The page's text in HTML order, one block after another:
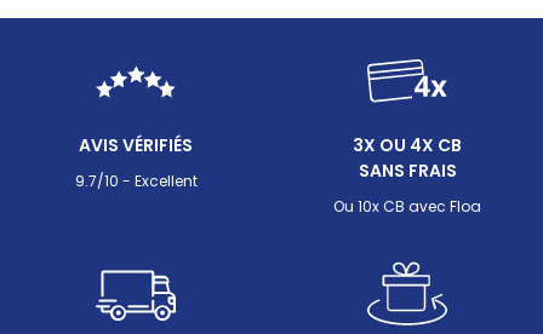
poudre/liquide et les précautions d'emploi, maîtriser
le pH moins demande méthode et rigueur. Ce guide
détaille tout ce qu'il faut savoir pour corriger
efficacement un pH trop élevé sans risquer de
déséquilibrer l'eau de votre piscine.
AVIS VÉRIFIÉS
9.7/10 - Excellent
3X OU 4X CB
SANS FRAIS
Ou 10x CB avec Floa